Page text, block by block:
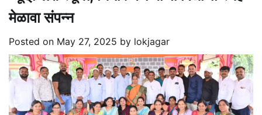
मेळावा संपन्न
Posted on May 27, 2025 by lokjagar